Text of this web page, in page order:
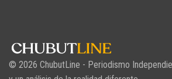
© 2026 ChubutLine - Periodismo